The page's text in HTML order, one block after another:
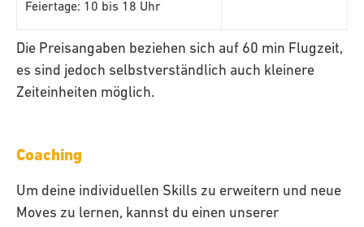
Feiertage: 10 bis 18 Uhr
Die Preisangaben beziehen sich auf 60 min Flugzeit,
es sind jedoch selbstverständlich auch kleinere
Zeiteinheiten möglich.
Coaching
Um deine individuellen Skills zu erweitern und neue
Moves zu lernen, kannst du einen unserer